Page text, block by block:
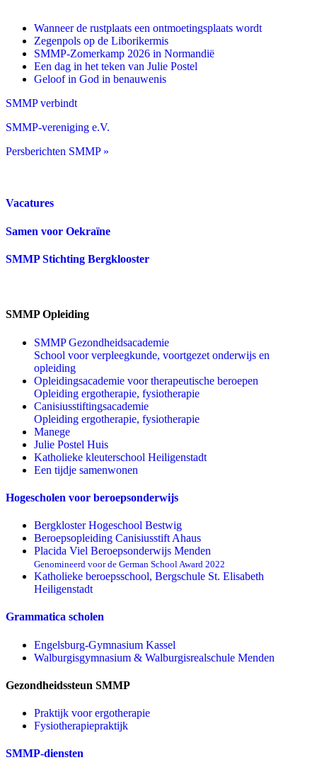
Wanneer de rustplaats een ontmoetingsplaats wordt
Zegenpols op de Liborikermis
SMMP-Zomerkamp 2026 in Normandië
Een dag in het teken van Julie Postel
Geloof in God in benauwenis
SMMP verbindt
SMMP-vereniging e.V.
Persberichten SMMP »
Vacatures
Samen voor Oekraïne
SMMP Stichting Bergklooster
SMMP Opleiding
SMMP Gezondheidsacademie
School voor verpleegkunde, voortgezet onderwijs en
opleiding
Opleidingsacademie voor therapeutische beroepen
Opleiding ergotherapie, fysiotherapie
Canisiusstiftingsacademie
Opleiding ergotherapie, fysiotherapie
Manege
Julie Postel Huis
Katholieke kleuterschool Heiligenstadt
Een tijdje samenwonen
Hogescholen voor beroepsonderwijs
Bergkloster Hogeschool Bestwig
Beroepsopleiding Canisiusstift Ahaus
Placida Viel Beroepsonderwijs Menden
Genomineerd voor de German School Award 2022
Katholieke beroepsschool, Bergschule St. Elisabeth
Heiligenstadt
Grammatica scholen
Engelsburg-Gymnasium Kassel
Walburgisgymnasium & Walburgisrealschule Menden
Gezondheidssteun SMMP
Praktijk voor ergotherapie
Fysiotherapiepraktijk
SMMP-diensten